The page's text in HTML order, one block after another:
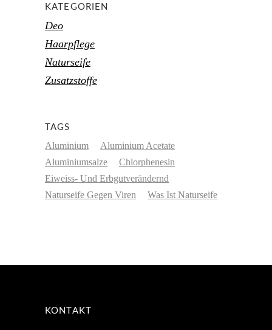
KATEGORIEN
Deo
Haarpflege
Naturseife
Zusatzstoffe
TAGS
Aluminium
Aluminium Acetate
Aluminiumsalze
Chlorphenesin
Eiweiss- Und Erbgutverändernd
Naturseife Gegen Viren
Was Ist Naturseife
KONTAKT